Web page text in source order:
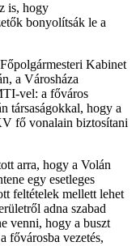
is, hogy
bonyolítsák le a
Kabinet
a Városháza
vel: a főváros
társaságokkal, hogy a
fő vonalain biztosítani
arra, hogy a Volán
egy esetleges
feltételek mellett lehet
adna szabad
venni, hogy a buszt
fővárosba vezetés,